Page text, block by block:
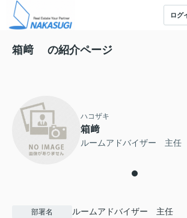
ログ
箱﨑 の紹介ページ
ハコザキ
箱﨑
ルームアドバイザー 主任
部署名 ルームアドバイザー 主任